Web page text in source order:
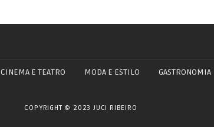
CINEMA E TEATRO MODA E ESTILO GASTRONOMIA
COPYRIGHT © 2023 JUCI RIBEIRO